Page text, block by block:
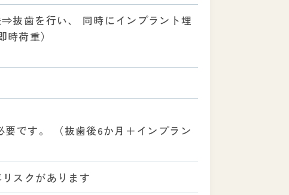
抜歯を行い、 同時にインプラント埋
荷重）
です。 （抜歯後6か月＋インプラン
スクがあります